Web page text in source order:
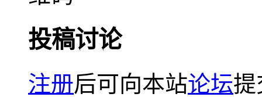
投稿讨论
注册后可向本站论坛提